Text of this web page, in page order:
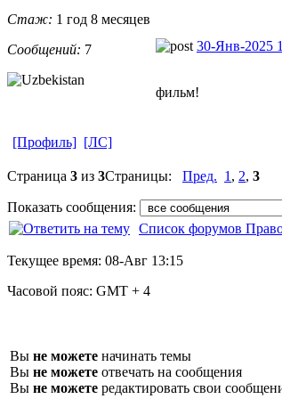
Стаж: 1 год 8 месяцев
Сообщений: 7 30-Янв-2025
фильм!
[Профиль] [ЛС]
Страница 3 из 3Страницы: Пред. 1 , 2, 3
Показать сообщения:
Список форумов
Текущее время: 08-Авг 13:15
Часовой пояс: GMT + 4
Вы не можете начинать темы
Вы не можете отвечать на сообщения
Вы не можете редактировать свои